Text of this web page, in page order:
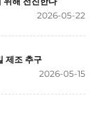
2026-05-22
제조 추구
2026-05-15